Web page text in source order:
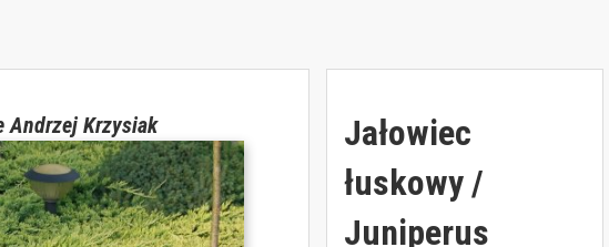
Andrzej Krzysiak
Jałowiec
łuskowy /
Juniperus